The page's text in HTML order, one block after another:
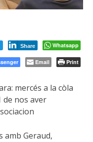
Share Whatsapp
Email Print
mercés a la còla
de nos aver
amb Geraud,